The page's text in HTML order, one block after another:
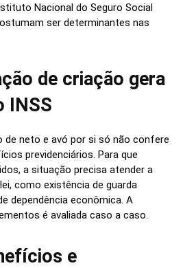
Nacional do Seguro Social
ser determinantes nas
de criação gera
INSS
de neto e avó por si só não confere
previdenciários. Para que
a situação precisa atender a
como existência de guarda
dependência econômica. A
é avaliada caso a caso.
e